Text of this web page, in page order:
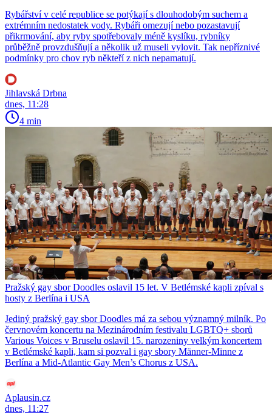
Rybářství v celé republice se potýkají s dlouhodobým suchem a
extrémním nedostatek vody. Rybáři omezují nebo pozastavují
přikrmování, aby ryby spotřebovaly méně kyslíku, rybníky
průběžně provzdušňují a několik už museli vylovit. Tak nepříznivé
podmínky pro chov ryb někteří z nich nepamatují.
Jihlavská Drbna
dnes, 11:28
4 min
Pražský gay sbor Doodles oslavil 15 let. V Betlémské kapli zpíval s
hosty z Berlína i USA
Jediný pražský gay sbor Doodles má za sebou významný milník. Po
červnovém koncertu na Mezinárodním festivalu LGBTQ+ sborů
Various Voices v Bruselu oslavil 15. narozeniny velkým koncertem
v Betlémské kapli, kam si pozval i gay sbory Männer-Minne z
Berlína a Mid-Atlantic Gay Men’s Chorus z USA.
Aplausin.cz
dnes, 11:27